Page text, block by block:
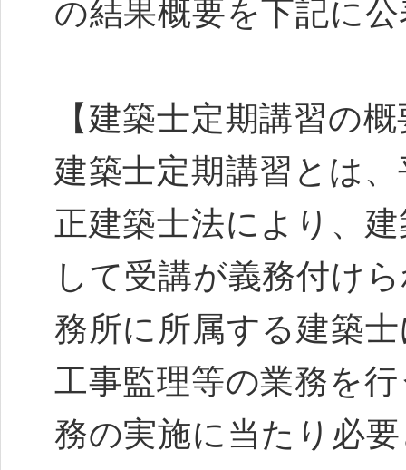
の結果概要を下記に
【建築士定期講習の
建築士定期講習とは
正建築士法により、
して受講が義務付け
務所に所属する建築
工事監理等の業務を
務の実施に当たり必